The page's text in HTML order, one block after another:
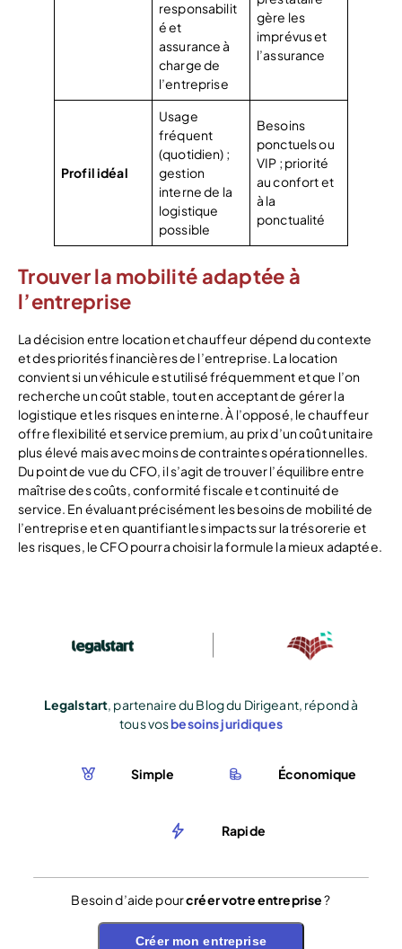
responsabilit
é et
assurance à
charge de
l’entreprise
gère les
imprévus et
l’assurance
Profil idéal
Usage
fréquent
(quotidien) ;
gestion
interne de la
logistique
possible
Besoins
ponctuels ou
VIP ; priorité
au confort et
à la
ponctualité
Trouver la mobilité adaptée à
l’entreprise
La décision entre location et chauffeur dépend du contexte
et des priorités financières de l’entreprise. La location
convient si un véhicule est utilisé fréquemment et que l’on
recherche un coût stable, tout en acceptant de gérer la
logistique et les risques en interne. À l’opposé, le chauffeur
offre flexibilité et service premium, au prix d’un coût unitaire
plus élevé mais avec moins de contraintes opérationnelles.
Du point de vue du CFO, il s’agit de trouver l’équilibre entre
maîtrise des coûts, conformité fiscale et continuité de
service. En évaluant précisément les besoins de mobilité de
l’entreprise et en quantifiant les impacts sur la trésorerie et
les risques, le CFO pourra choisir la formule la mieux adaptée.
Legalstart, partenaire du Blog du Dirigeant, répond à
tous vosbesoins juridiques
Simple Économique
Rapide
Besoin d’aide pourcréer votre entreprise?
Créer mon entreprise